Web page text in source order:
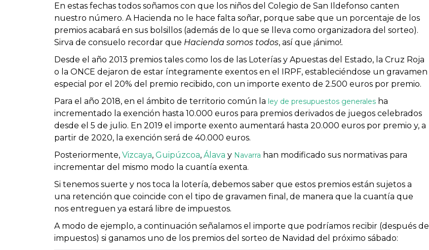
En estas fechas todos soñamos con que los niños del Colegio de San Ildefonso canten
nuestro número. A Hacienda no le hace falta soñar, porque sabe que un porcentaje de los
premios acabará en sus bolsillos (además de lo que se lleva como organizadora del sorteo).
Sirva de consuelo recordar que Hacienda somos todos, así que ¡ánimo!.
Desde el año 2013 premios tales como los de las Loterías y Apuestas del Estado, la Cruz Roja
o la ONCE dejaron de estar íntegramente exentos en el IRPF, estableciéndose un gravamen
especial por el 20% del premio recibido, con un importe exento de 2.500 euros por premio.
Para el año 2018, en el ámbito de territorio común la ley de presupuestos generales ha
incrementado la exención hasta 10.000 euros para premios derivados de juegos celebrados
desde el 5 de julio. En 2019 el importe exento aumentará hasta 20.000 euros por premio y, a
partir de 2020, la exención será de 40.000 euros.
Posteriormente, Vizcaya, Guipúzcoa, Álava y Navarra han modificado sus normativas para
incrementar del mismo modo la cuantía exenta.
Si tenemos suerte y nos toca la lotería, debemos saber que estos premios están sujetos a
una retención que coincide con el tipo de gravamen final, de manera que la cuantía que
nos entreguen ya estará libre de impuestos.
A modo de ejemplo, a continuación señalamos el importe que podríamos recibir (después de
impuestos) si ganamos uno de los premios del sorteo de Navidad del próximo sábado: